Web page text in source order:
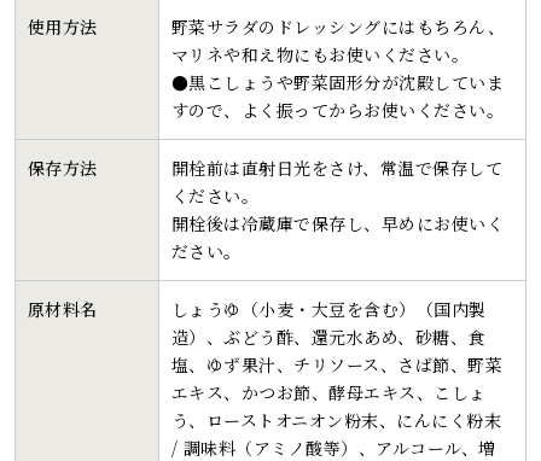
使用方法
野菜サラダのドレッシングにはもちろん、
マリネや和え物にもお使いください。
●黒こしょうや野菜固形分が沈殿していま
すので、よく振ってからお使いください。
保存方法
開栓前は直射日光をさけ、常温で保存して
ください。
開栓後は冷蔵庫で保存し、早めにお使いく
ださい。
原材料名
しょうゆ（小麦・大豆を含む）（国内製
造）、ぶどう酢、還元水あめ、砂糖、食
塩、ゆず果汁、チリソース、さば節、野菜
エキス、かつお節、酵母エキス、こしょ
う、ローストオニオン粉末、にんにく粉末
/ 調味料（アミノ酸等）、アルコール、増